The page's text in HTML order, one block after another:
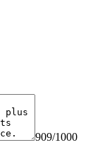
909/1000